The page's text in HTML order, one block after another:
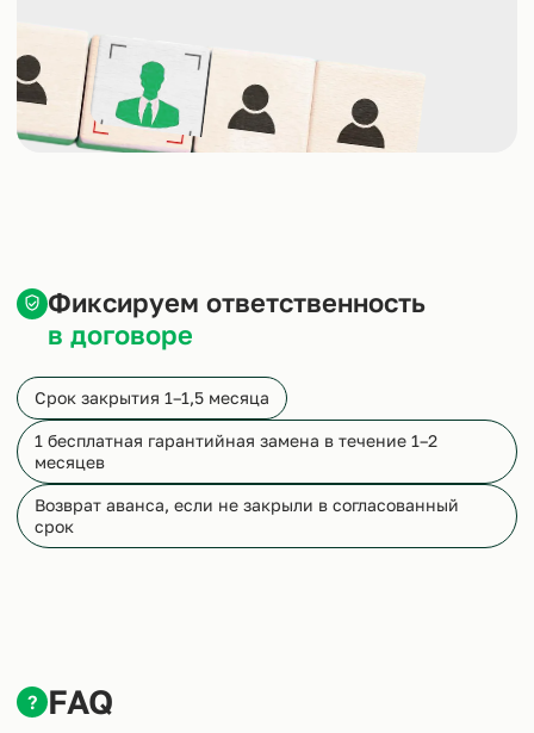
Фиксируем ответственность
в договоре
Срок закрытия 1–1,5 месяца
1 бесплатная гарантийная замена в течение 1–2
месяцев
Возврат аванса, если не закрыли в согласованный
срок
? FAQ